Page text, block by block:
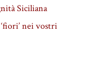
Siciliana
nei vostri